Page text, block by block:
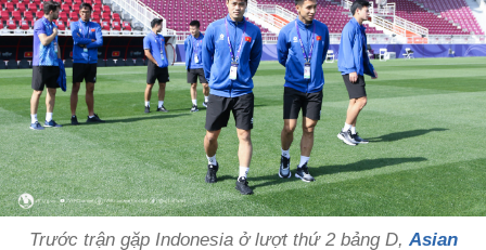
Trước trận gặp Indonesia ở lượt thứ 2 bảng D, Asian